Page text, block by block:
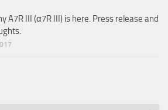
A7R III (α7R III) is here. Press release and